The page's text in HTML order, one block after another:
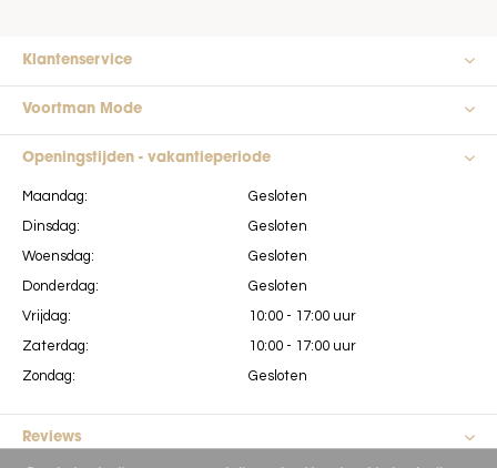
Klantenservice
Voortman Mode
Openingstijden - vakantieperiode
Maandag:
Dinsdag:
Woensdag:
Donderdag:
Vrijdag:
Zaterdag:
Zondag:
Gesloten
Gesloten
Gesloten
Gesloten
10:00 - 17:00 uur
10:00 - 17:00 uur
Gesloten
Reviews